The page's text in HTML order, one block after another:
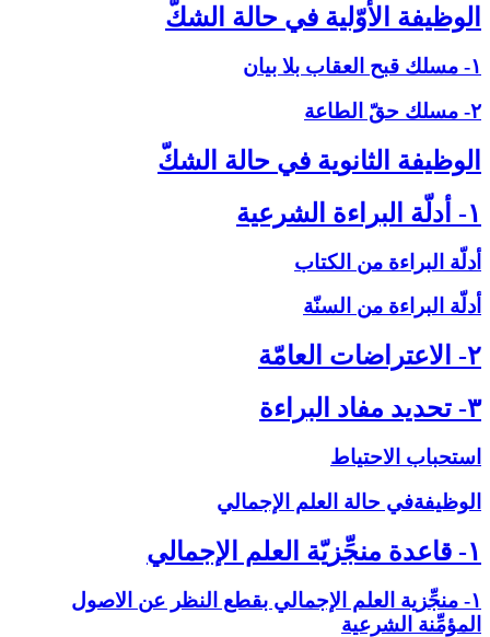
الوظيفة الأوّلية في حالة الشكّ‏
۱- مسلك قبح العقاب بلا بيان
۲- مسلك حقّ الطاعة
الوظيفة الثانوية في حالة الشكّ‏
۱- أدلّة البراءة الشرعية
أدلّة البراءة من الكتاب
أدلّة البراءة من السنّة
۲- الاعتراضات العامّة
۳- تحديد مفاد البراءة
استحباب الاحتياط
الوظيفةفي حالة العلم الإجمالي‏
۱- قاعدة منجِّزيّة العلم الإجمالي‏
۱- منجِّزية العلم الإجمالي بقطع النظر عن الاصول
المؤمِّنة الشرعية